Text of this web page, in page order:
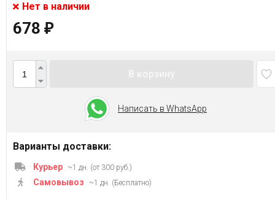
Нет в наличии
678 ₽
Написать в WhatsApp
Варианты доставки:
Курьер ~1 дн. (от 300 руб.)
Самовывоз ~1 дн. (Бесплатно)